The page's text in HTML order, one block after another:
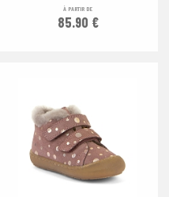
À PARTIR DE
85.90 €